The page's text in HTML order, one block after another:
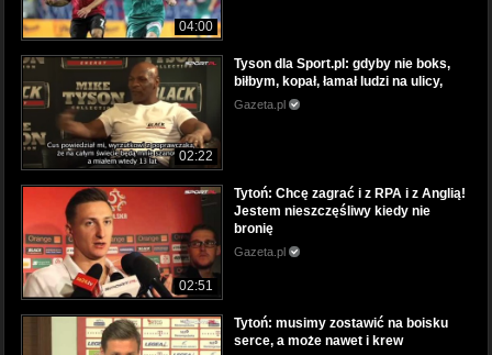
04:00
02:22
Tyson dla Sport.pl: gdyby nie boks,
biłbym, kopał, łamał ludzi na ulicy,
Gazeta.pl
02:51
Tytoń: Chcę zagrać i z RPA i z Anglią!
Jestem nieszczęśliwy kiedy nie
bronię
Gazeta.pl
Tytoń: musimy zostawić na boisku
serce, a może nawet i krew